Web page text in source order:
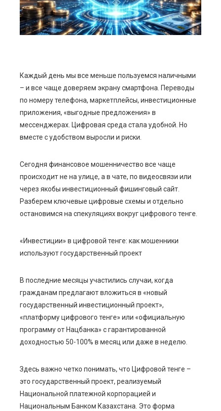
Каждый день мы все меньше пользуемся наличными
– и все чаще доверяем экрану смартфона. Переводы
по номеру телефона, маркетплейсы, инвестиционные
приложения, «выгодные предложения» в
мессенджерах. Цифровая среда стала удобной. Но
вместе с удобством выросли и риски.
Сегодня финансовое мошенничество все чаще
происходит не на улице, а в чате, по видеосвязи или
через якобы инвестиционный фишинговый сайт.
Разберем ключевые цифровые схемы и отдельно
остановимся на спекуляциях вокруг цифрового тенге.
«Инвестиции» в цифровой тенге: как мошенники
используют государственный проект
В последние месяцы участились случаи, когда
гражданам предлагают вложиться в «новый
государственный инвестиционный проект»,
«платформу цифрового тенге» или «официальную
программу от Нацбанка» с гарантированной
доходностью 50-100% в месяц или даже в неделю.
Здесь важно четко понимать, что Цифровой тенге –
это государственный проект, реализуемый
Национальной платежной корпорацией и
Национальным Банком Казахстана. Это форма